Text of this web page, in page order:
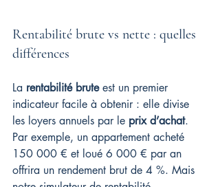
Rentabilité brute vs nette : quelles
différences
La rentabilité brute est un premier
indicateur facile à obtenir : elle divise
les loyers annuels par le prix d’achat.
Par exemple, un appartement acheté
150 000 € et loué 6 000 € par an
offrira un rendement brut de 4 %. Mais